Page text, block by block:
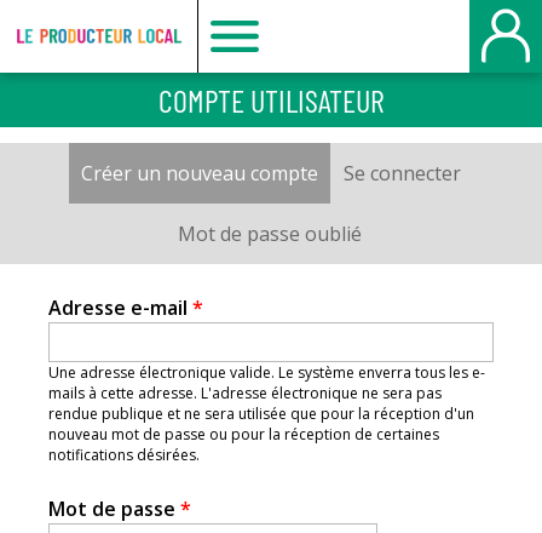
Le
producteur
local
Belbeuf
COMPTE UTILISATEUR
Onglets
principaux
Créer un nouveau compte (onglet actif)
Se connecter
Mot de passe oublié
Adresse e-mail *
Une adresse électronique valide. Le système enverra tous les e-
mails à cette adresse. L'adresse électronique ne sera pas
rendue publique et ne sera utilisée que pour la réception d'un
nouveau mot de passe ou pour la réception de certaines
notifications désirées.
Mot de passe *